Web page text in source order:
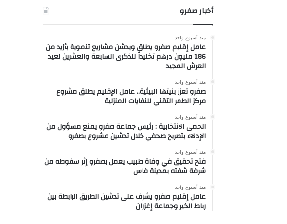
أخبار صفرو
منذ أسبوع واحد
عامل إقليم صفرو يطلق ويدشن مشاريع تنموية بأزيد من
186 مليون درهم تخليداً للذكرى السابعة والعشرين لعيد
العرش المجيد
منذ أسبوع واحد
صفرو تعزز بنيتها البيئية.. عامل الإقليم يطلق مشروع
مركز الطمر التقني للنفايات المنزلية
منذ أسبوع واحد
الحمى الانتخابية : رئيس جماعة صفرو يمنع مسؤول من
الإدلاء بتصريح صحفي خلال تدشين مشروع بصفرو
منذ أسبوع واحد
فتح تحقيق في وفاة طبيب يعمل بصفرو إثر سقوطه من
شرفة شقته بمدينة فاس
منذ أسبوع واحد
عامل إقليم صفرو يشرف على تدشين الطريق الرابطة بين
رباط الخير وجماعة إغزران